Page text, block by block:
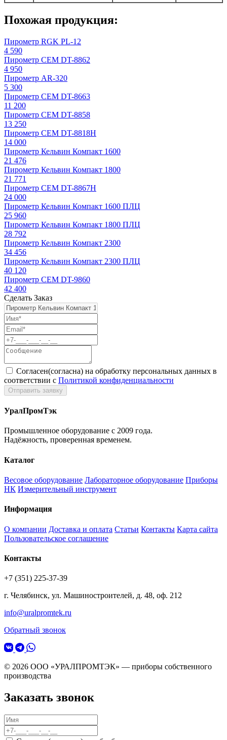
Похожая продукция:
Пирометр RGK PL-12
4 590
Пирометр CEM DT-8862
4 950
Пирометр AR-320
5 300
Пирометр CEM DT-8663
11 200
Пирометр CEM DT-8858
13 250
Пирометр CEM DT-8818H
14 000
Пирометр Кельвин Компакт 1600
21 476
Пирометр Кельвин Компакт 1800
21 771
Пирометр CEM DT-8867H
24 000
Пирометр Кельвин Компакт 1600 ПЛЦ
25 960
Пирометр Кельвин Компакт 1800 ПЛЦ
28 792
Пирометр Кельвин Компакт 2300
34 456
Пирометр Кельвин Компакт 2300 ПЛЦ
40 120
Пирометр CEM DT-9860
42 400
Сделать Заказ
Согласен(согласна) на обработку персональных данных в
соответствии с Политикой конфиденциальности
УралПромТэк
Промышленное оборудование с 2009 года.
Надёжность, проверенная временем.
Каталог
Весовое оборудование Лабораторное оборудование Приборы
НК Измерительный инструмент
Информация
О компании Доставка и оплата Статьи Контакты Карта сайта
Пользовательское соглашение
Контакты
+7 (351) 225-37-39
г. Челябинск, ул. Машиностроителей, д. 48, оф. 212
info@uralpromtek.ru
Обратный звонок
© 2026 ООО «УРАЛПРОМТЭК» — приборы собственного
производства
Заказать звонок